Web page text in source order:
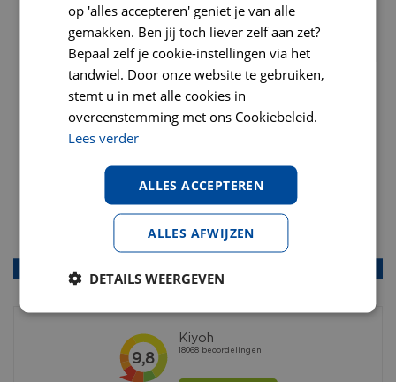
BESTELLEN BESTELLEN
op 'alles accepteren' geniet je van alle
gemakken. Ben jij toch liever zelf aan zet?
Bepaal zelf je cookie-instellingen via het
tandwiel. Door onze website te gebruiken,
stemt u in met alle cookies in
overeenstemming met ons Cookiebeleid.
Lees verder
ALLES ACCEPTEREN
ALLES AFWIJZEN
DETAILS WEERGEVEN